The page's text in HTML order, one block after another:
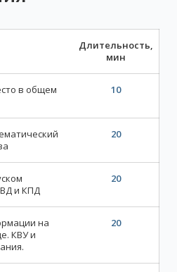
Длительность,
мин
в общем
10
20
и КПД
20
на
КВУ и
20